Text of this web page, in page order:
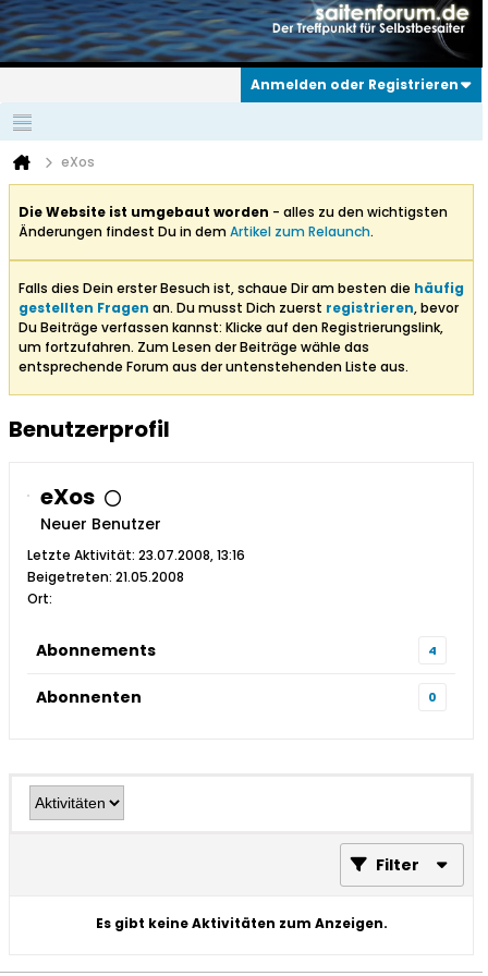
Anmelden oder Registrieren
eXos
Die Website ist umgebaut worden - alles zu den wichtigsten
Änderungen findest Du in demArtikel zum Relaunch.
Falls dies Dein erster Besuch ist, schaue Dir am besten die häufig
gestellten Fragen an. Du musst Dich zuerst registrieren, bevor
Du Beiträge verfassen kannst: Klicke auf den Registrierungslink,
um fortzufahren. Zum Lesen der Beiträge wähle das
entsprechende Forum aus der untenstehenden Liste aus.
Benutzerprofil
eXos
Neuer Benutzer
Letzte Aktivität: 23.07.2008, 13:16
Beigetreten: 21.05.2008
Ort:
Abonnements 4
Abonnenten 0
Filter
Es gibt keine Aktivitäten zum Anzeigen.